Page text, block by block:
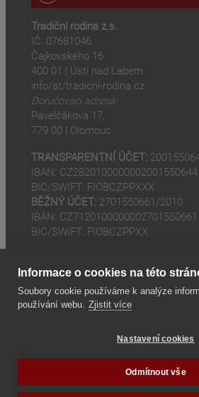
Tradiční rodina z.s.
IČ: 07681046
Čajkovského 16
400 01 | Ústí nad Labem
info/at/tradicni-rodina.cz
Doručovací adresa:
Pavelčákova 17,
779 00 | Olomouc
TRANSPARENTNÍ ÚČET:
IBAN: CZ2820100000002001550644
BIC/SWIFT: FIOBCZPPXXX
BĚŽNÝ ÚČET: 2701550661/2010
IBAN: CZ7120100000002701550661
BIC/SWIFT: FIOBCZPPXX
Seznam odkazů
(odkaz je externí)
Informace o cookies na této
Soubory cookie používáme k analýze
používání webu. Zjistit více
Nastavení cookies
Odmítnout vše